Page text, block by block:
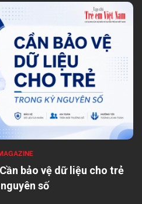
bảo vệ dữ liệu cho trẻ
số